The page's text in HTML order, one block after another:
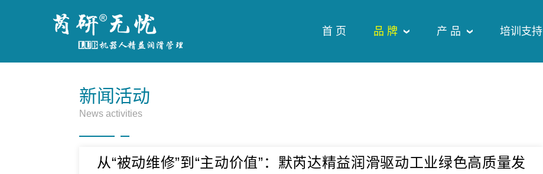
首 页 品 牌 产 品 培训支持
新闻活动
News activities
从“被动维修”到“主动价值”：默芮达精益润滑驱动工业绿色高质量发